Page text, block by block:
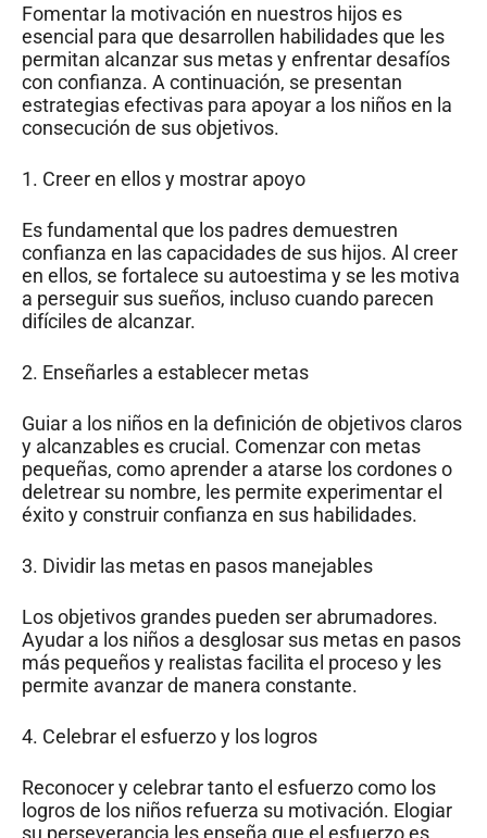
Fomentar la motivación en nuestros hijos es
esencial para que desarrollen habilidades que les
permitan alcanzar sus metas y enfrentar desafíos
con confianza. A continuación, se presentan
estrategias efectivas para apoyar a los niños en la
consecución de sus objetivos.
1. Creer en ellos y mostrar apoyo
Es fundamental que los padres demuestren
confianza en las capacidades de sus hijos. Al creer
en ellos, se fortalece su autoestima y se les motiva
a perseguir sus sueños, incluso cuando parecen
difíciles de alcanzar.
2. Enseñarles a establecer metas
Guiar a los niños en la definición de objetivos claros
y alcanzables es crucial. Comenzar con metas
pequeñas, como aprender a atarse los cordones o
deletrear su nombre, les permite experimentar el
éxito y construir confianza en sus habilidades.
3. Dividir las metas en pasos manejables
Los objetivos grandes pueden ser abrumadores.
Ayudar a los niños a desglosar sus metas en pasos
más pequeños y realistas facilita el proceso y les
permite avanzar de manera constante.
4. Celebrar el esfuerzo y los logros
Reconocer y celebrar tanto el esfuerzo como los
logros de los niños refuerza su motivación. Elogiar
su perseverancia les enseña que el esfuerzo es